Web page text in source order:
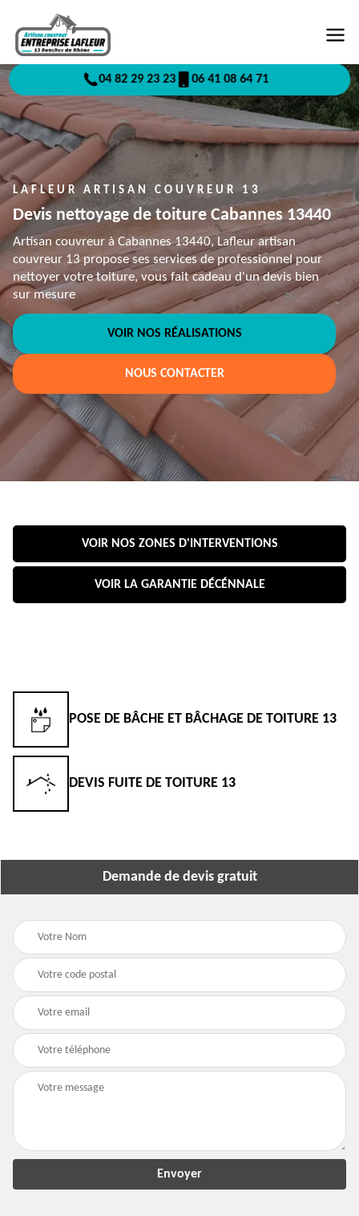
04 82 29 23 23 06 41 08 64 71
LAFLEUR ARTISAN COUVREUR 13
Devis nettoyage de toiture Cabannes 13440
Artisan couvreur à Cabannes 13440, Lafleur artisan
couvreur 13 propose ses services de professionnel pour
nettoyer votre toiture, vous fait cadeau d'un devis bien
sur mesure
VOIR NOS RÉALISATIONS
NOUS CONTACTER
VOIR NOS ZONES D'INTERVENTIONS
VOIR LA GARANTIE DÉCÉNNALE
POSE DE BÂCHE ET BÂCHAGE DE TOITURE 13
DEVIS FUITE DE TOITURE 13
Demande de devis gratuit